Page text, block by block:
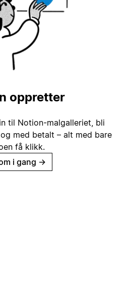
oppretter
til Notion-malgalleriet, bli
med betalt – alt med bare
få klikk.
i gang →